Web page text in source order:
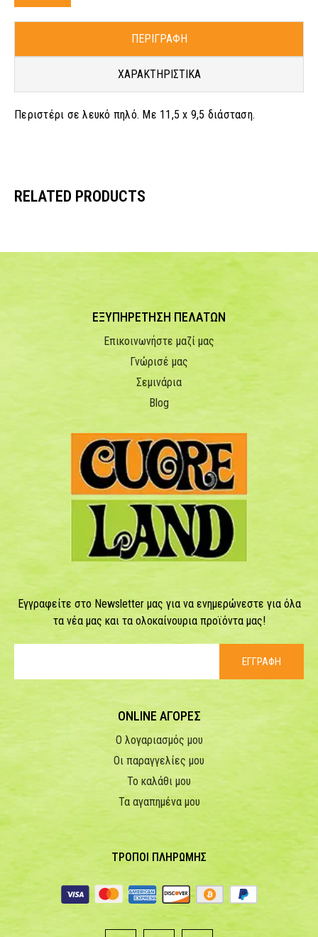
ΠΕΡΙΓΡΑΦΗ
ΧΑΡΑΚΤΗΡΙΣΤΙΚΑ
Περιστέρι σε λευκό πηλό. Με 11,5 x 9,5 διάσταση.
RELATED PRODUCTS
ΕΞΥΠΗΡΕΤΗΣΗ ΠΕΛΑΤΩΝ
Επικοινωνήστε μαζί μας
Γνώρισέ μας
Σεμινάρια
Blog
Εγγραφείτε στο Newsletter μας για να ενημερώνεστε για όλα
τα νέα μας και τα ολοκαίνουρια προϊόντα μας!
ΕΓΓΡΑΦΗ
ONLINE ΑΓΟΡΕΣ
Ο λογαριασμός μου
Οι παραγγελίες μου
Το καλάθι μου
Τα αγαπημένα μου
ΤΡΟΠΟΙ ΠΛΗΡΩΜΗΣ